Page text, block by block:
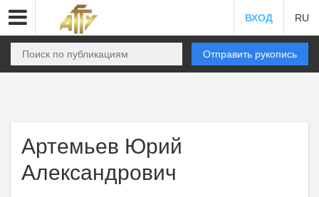
ВХОД RU
Отправить рукопись
Артемьев Юрий
Александрович